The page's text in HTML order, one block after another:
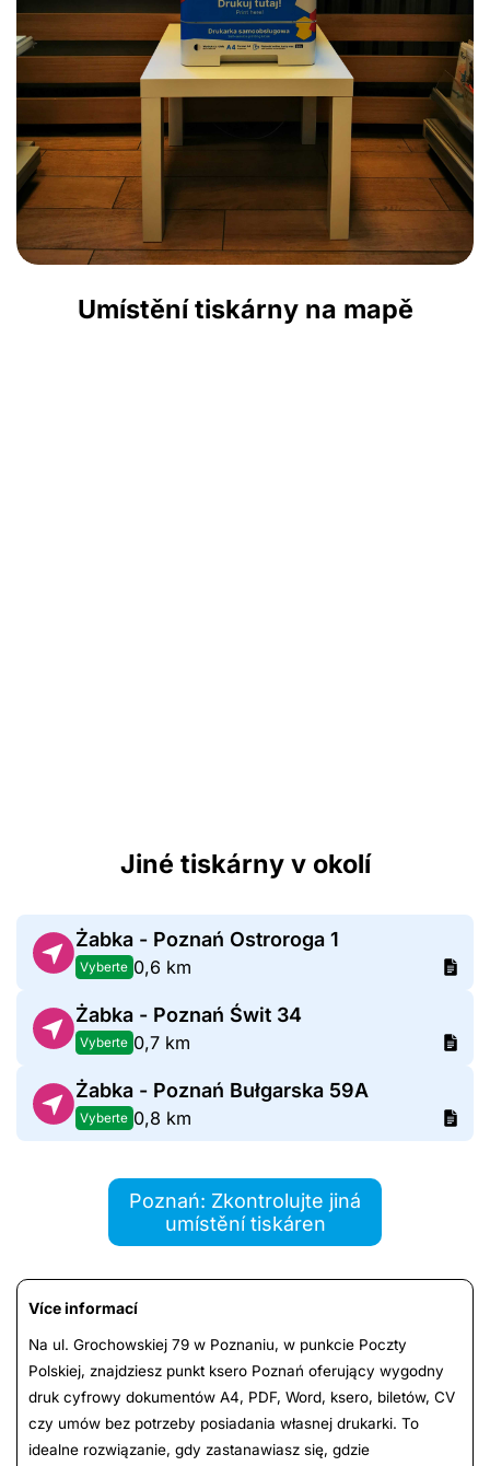
Umístění tiskárny na mapě
Jiné tiskárny v okolí
Żabka - Poznań Ostroroga 1
Vyberte 0,6 km
Żabka - Poznań Świt 34
Vyberte 0,7 km
Żabka - Poznań Bułgarska 59A
Vyberte 0,8 km
Poznań: Zkontrolujte jiná
umístění tiskáren
Více informací
Na ul. Grochowskiej 79 w Poznaniu, w punkcie Poczty
Polskiej, znajdziesz punkt ksero Poznań oferujący wygodny
druk cyfrowy dokumentów A4, PDF, Word, ksero, biletów, CV
czy umów bez potrzeby posiadania własnej drukarki. To
idealne rozwiązanie, gdy zastanawiasz się, gdzie